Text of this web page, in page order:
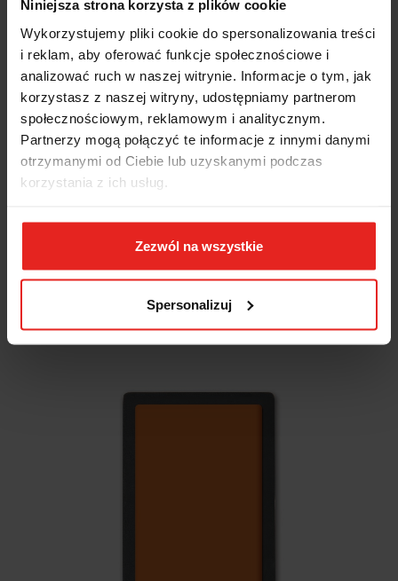
Niniejsza strona korzysta z plików cookie
Wykorzystujemy pliki cookie do spersonalizowania treści
i reklam, aby oferować funkcje społecznościowe i
analizować ruch w naszej witrynie. Informacje o tym, jak
korzystasz z naszej witryny, udostępniamy partnerom
społecznościowym, reklamowym i analitycznym.
Partnerzy mogą połączyć te informacje z innymi danymi
otrzymanymi od Ciebie lub uzyskanymi podczas
korzystania z ich usług.
Zezwól na wszystkie
Spersonalizuj
POJEMNIK Z TWORZYWA VP6 580X120X45
66.35